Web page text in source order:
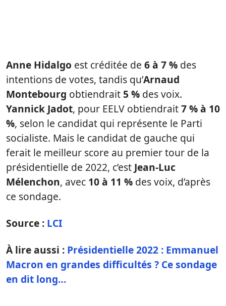
Anne Hidalgo est créditée de 6 à 7 % des
intentions de votes, tandis qu’Arnaud
Montebourg obtiendrait 5 % des voix.
Yannick Jadot, pour EELV obtiendrait7 % à 10
%, selon le candidat qui représente le Parti
socialiste. Mais le candidat de gauche qui
ferait le meilleur score au premier tour de la
présidentielle de 2022, c’est Jean-Luc
Mélenchon, avec 10 à 11 % des voix, d’après
ce sondage.
Source : LCI
À lire aussi : Présidentielle 2022 : Emmanuel
Macron en grandes difficultés ? Ce sondage
en dit long…